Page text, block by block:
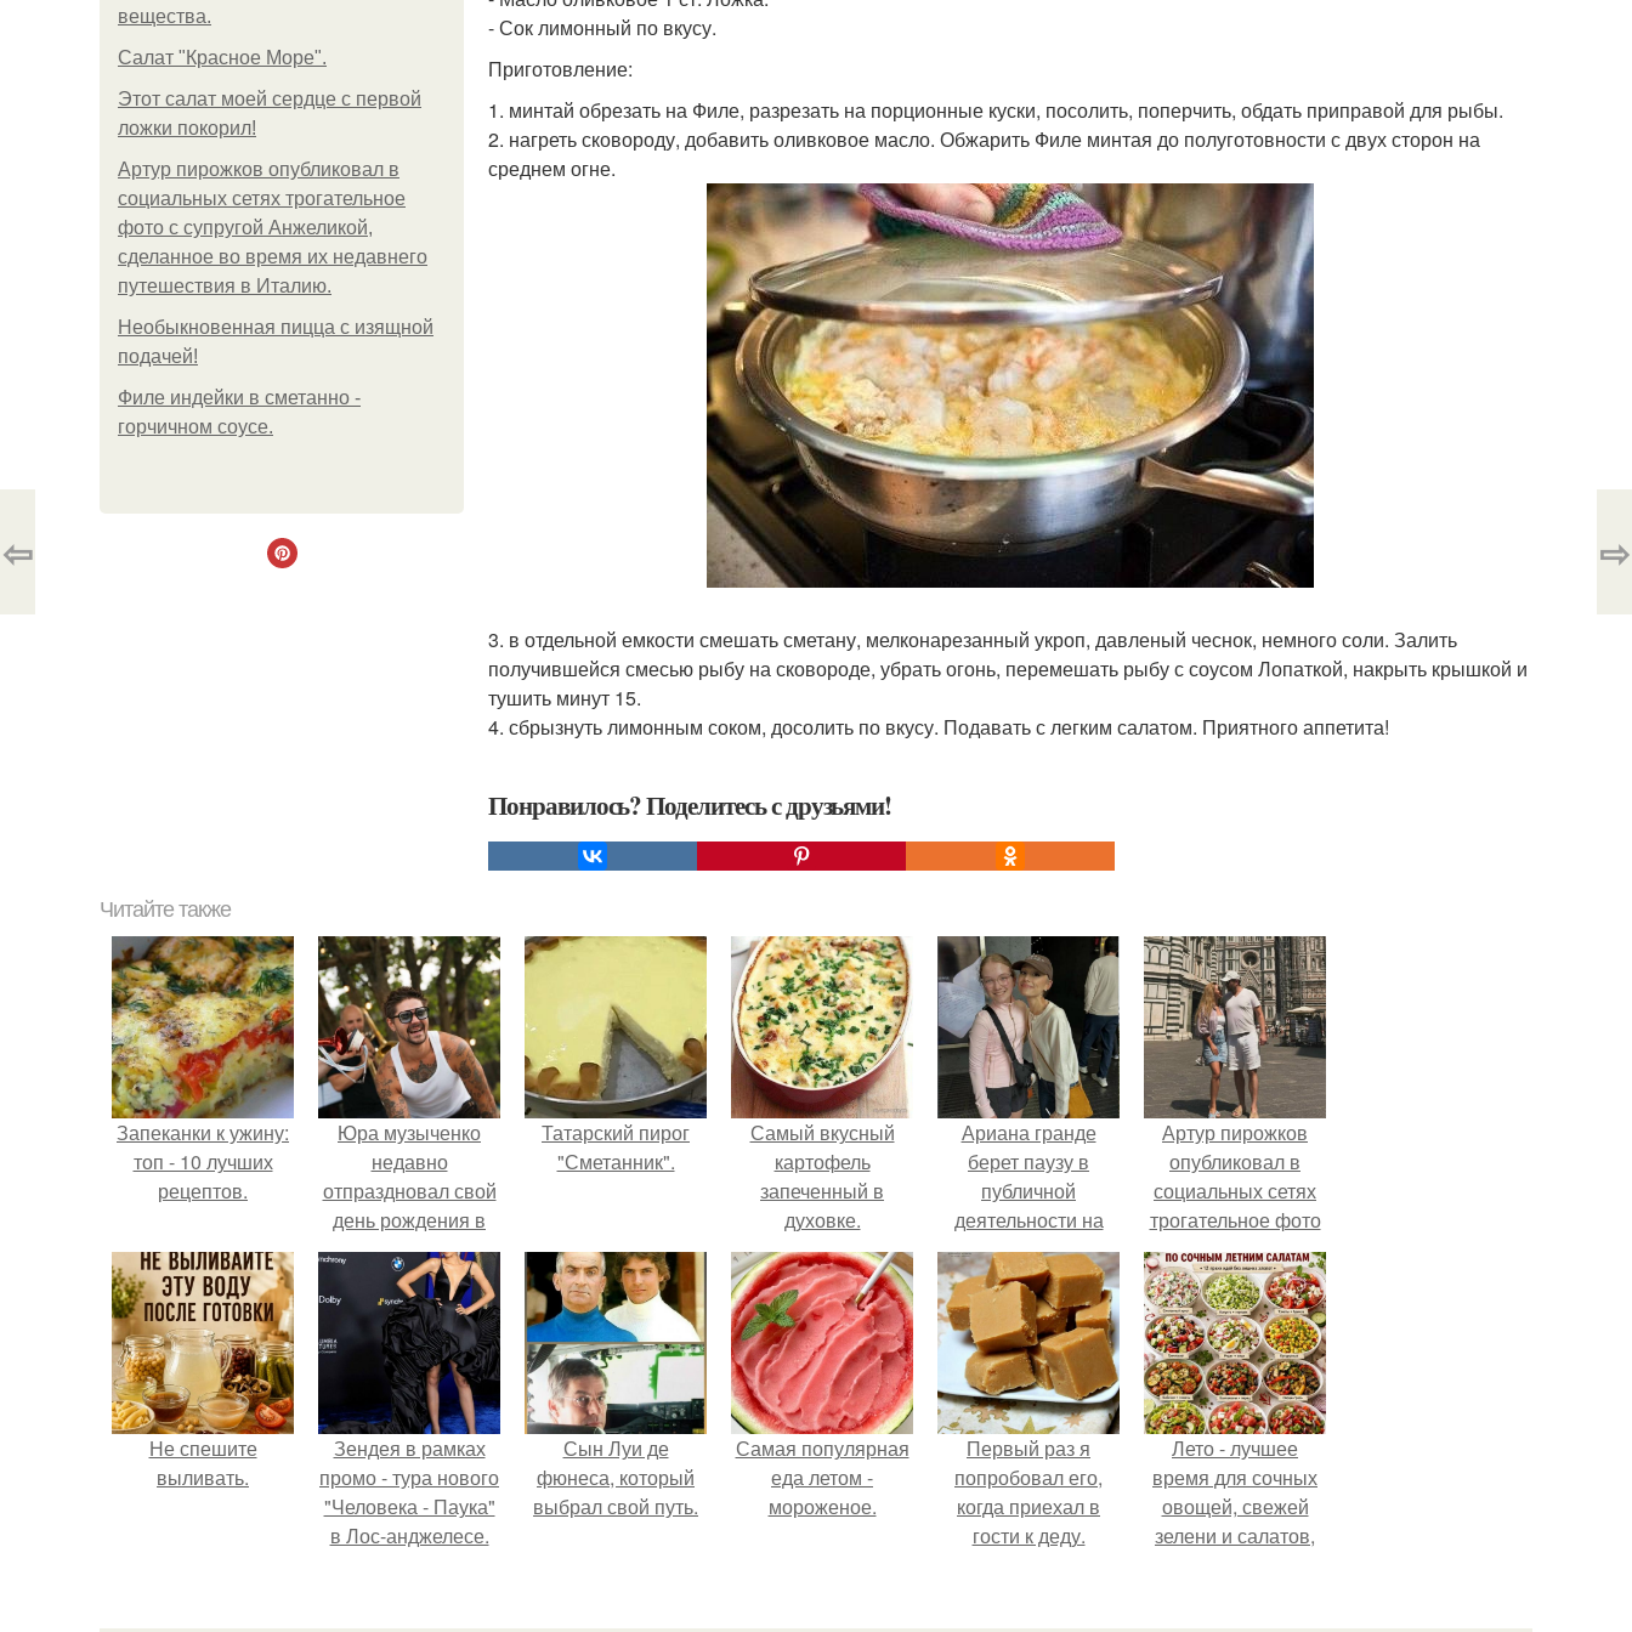
вещества.
Салат "Красное Море".
Этот салат моей сердце с первой
ложки покорил!
Артур пирожков опубликовал в
социальных сетях трогательное
фото с супругой Анжеликой,
сделанное во время их недавнего
путешествия в Италию.
Необыкновенная пицца с изящной
подачей!
Филе индейки в сметанно -
горчичном соусе.
- Сок лимонный по вкусу.
Приготовление:
1. минтай обрезать на Филе, разрезать на порционные куски, посолить, поперчить, обдать приправой для рыбы.
2. нагреть сковороду, добавить оливковое масло. Обжарить Филе минтая до полуготовности с двух сторон на
среднем огне.
3. в отдельной емкости смешать сметану, мелконарезанный укроп, давленый чеснок, немного соли. Залить
получившейся смесью рыбу на сковороде, убрать огонь, перемешать рыбу с соусом Лопаткой, накрыть крышкой и
тушить минут 15.
4. сбрызнуть лимонным соком, досолить по вкусу. Подавать с легким салатом. Приятного аппетита!
Понравилось? Поделитесь с друзьями!
⇦ ⇨
Читайте также
Запеканки к ужину:
топ - 10 лучших
рецептов.
Юра музыченко
недавно
отпраздновал свой
день рождения в
кругу самых
близких и родных
людей.
Татарский пирог
"Сметанник".
Самый вкусный
картофель
запеченный в
духовке.
Ариана гранде
берет паузу в
публичной
деятельности на
фоне слухов о
своем здоровье.
Артур пирожков
опубликовал в
социальных сетях
трогательное фото
с супругой
Анжеликой,
сделанное во
время их недавнего
путешествия в
Италию.
Не спешите
выливать.
Зендея в рамках
промо - тура нового
"Человека - Паука"
в Лос-анджелесе.
Сын Луи де
фюнеса, который
выбрал свой путь.
Самая популярная
еда летом -
мороженое.
Первый раз я
попробовал его,
когда приехал в
гости к деду.
Лето - лучшее
время для сочных
овощей, свежей
зелени и салатов,
несколько минут.